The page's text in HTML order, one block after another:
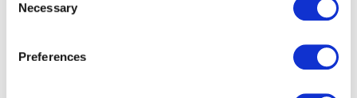
Selection
Necessary
Preferences
https://www.uniciv.com.br/
Etiquetas de eventos